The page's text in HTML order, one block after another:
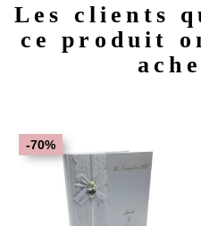
Les clients
ce produit
-70%